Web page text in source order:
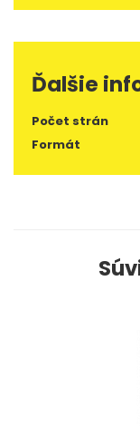
Ďalšie
Počet strán
Formát